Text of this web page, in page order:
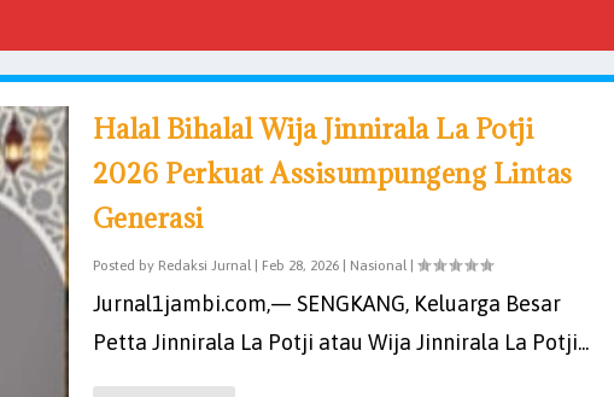
Halal Bihalal Wija Jinnirala La Potji
2026 Perkuat Assisumpungeng Lintas
Generasi
Posted by Redaksi Jurnal| Feb 28, 2026| Nasional|
Jurnal1jambi.com,— SENGKANG, Keluarga Besar
Petta Jinnirala La Potji atau Wija Jinnirala La Potji...